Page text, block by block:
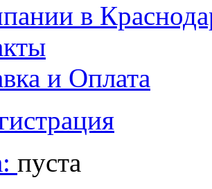
в
и Оплата
пуста